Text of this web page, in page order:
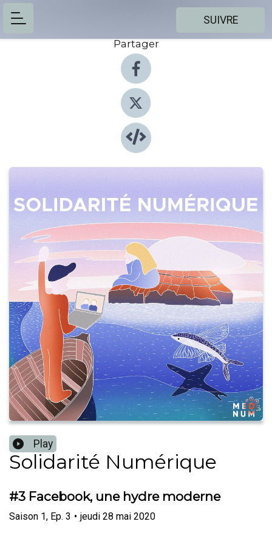
SUIVRE
Partager
Play
Solidarité Numérique
#3 Facebook, une hydre moderne
Saison 1, Ep. 3 • jeudi 28 mai 2020